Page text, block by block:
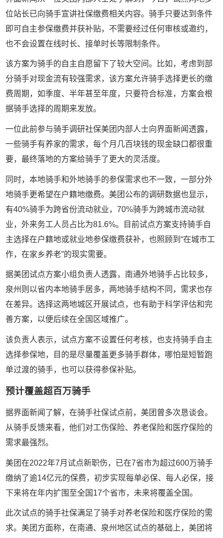
位站长已向骑手宣讲社保缴费相关内容。骑手只要达到条件
即可自主参保缴费并获补贴，不需要经过任何审核或邀约，
也不会设置在线时长、接单时长等限制条件。
该方案为骑手的自主自愿留下了较大空间。比如，考虑到部
分骑手对现金流有较强需求，该方案允许骑手选择更长的缴
费周期，如季度、半年甚至年度，只要符合标准，方案会根
据骑手选择的周期来发放。
一位此前参与骑手调研社保美团内部人士向界面新闻透露，
一些骑手有养家的需求，每个月几百块钱的现金缺口都很重
要，最终落地的方案给骑手了更大的灵活度。
同时，本地骑手和外地骑手的参保需求也不一致，一部分外
地骑手更希望在户籍地缴费。 美团公布的调研数据也显示，
有40%骑手为跨省份流动就业，70%骑手为跨城市流动就
业，外来务工人员占比为81.6%。目前试点方案支持骑手自
主选择在户籍地或就业地参保缴费获补，也照顾到“在城市工
作，在家乡养老”的现实需要。
据美团试点方案小组负责人透露，南通外地骑手占比较多，
泉州则以省内本地骑手居多，两地骑手结构不同，需求也存
在差异。选择这两地城区开展试点，也有助于科学评估和完
善方案，以便后续在全国区域推广。
该负责人表示，试点方案不设置任何考核，也支持骑手自主
选择参保地，目的是尽量覆盖更多骑手群体，哪怕是短暂跑
单过渡的骑手，也可以获得参保补贴。
预计覆盖超百万骑手
据界面新闻了解，在骑手社保试点前，美团曾多次恳谈会。
从骑手反馈来看，他们对工伤保险、养老保险和医疗保险的
需求最强烈。
美团在2022年7月试点新职伤，已在7省市为超过600万骑手
缴纳了逾14亿元的保费，初步实现每单必保、每人必保，接
下来将在年内扩围至全国 17个省市，未来将覆盖全国。
此次试点的骑手社保满足了骑手对养老保险和医疗保险的需
求。美团方面称，在南通、泉州地区试点的基础上，美团将